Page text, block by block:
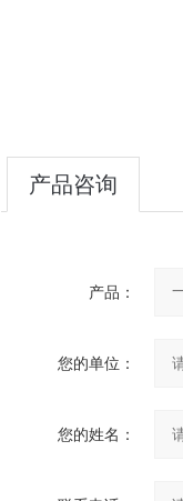
产品咨询
产品：
您的单位：
您的姓名：